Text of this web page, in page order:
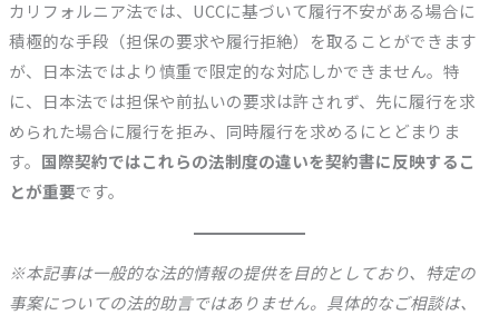
カリフォルニア法では、UCCに基づいて履行不安がある場合に
積極的な手段（担保の要求や履行拒絶）を取ることができます
が、日本法ではより慎重で限定的な対応しかできません。特
に、日本法では担保や前払いの要求は許されず、先に履行を求
められた場合に履行を拒み、同時履行を求めるにとどまりま
す。 国際契約ではこれらの法制度の違いを契約書に反映するこ
とが重要です。
※本記事は一般的な法的情報の提供を目的としており、特定の
事案についての法的助言ではありません。具体的なご相談は、